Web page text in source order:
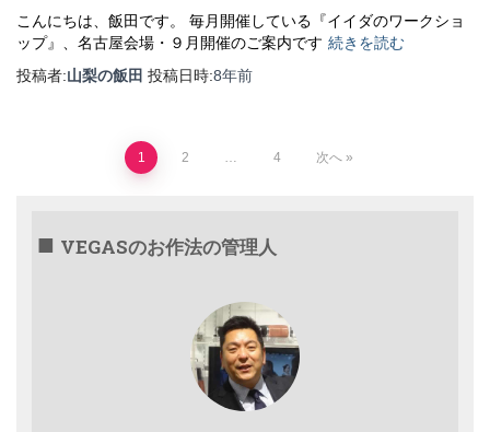
こんにちは、飯田です。 毎月開催している『イイダのワークショ
ップ』、名古屋会場・９月開催のご案内です 続きを読む
投稿者:山梨の飯田 投稿日時:8年前
ペ
1 2 … 4 次へ
VEGASのお作法の管理人